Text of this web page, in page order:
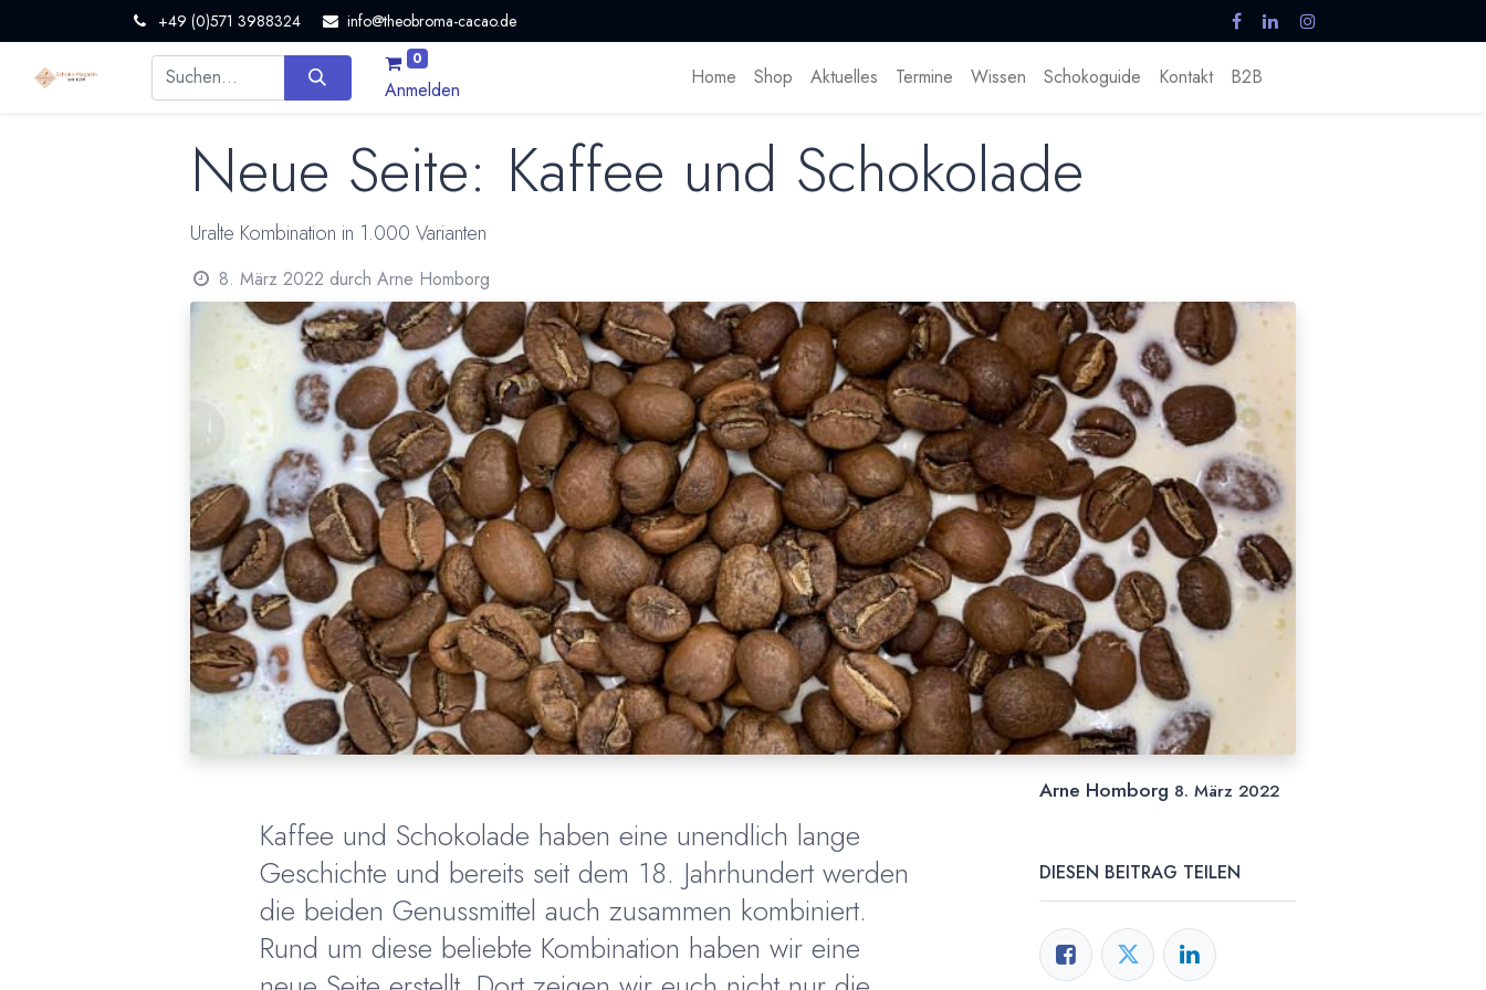
+49 (0)571 3988324 info@theobroma-cacao.de
0
Anmelden
Home Shop Aktuelles Termine Wissen Schokoguide Kontakt B2B
Neue Seite: Kaffee und Schokolade
Uralte Kombination in 1.000 Varianten
8. März 2022 durch Arne Homborg
Kaffee und Schokolade haben eine unendlich lange
Geschichte und bereits seit dem 18. Jahrhundert werden
die beiden Genussmittel auch zusammen kombiniert.
Rund um diese beliebte Kombination haben wir eine
Arne Homborg 8. März 2022
DIESEN BEITRAG TEILEN